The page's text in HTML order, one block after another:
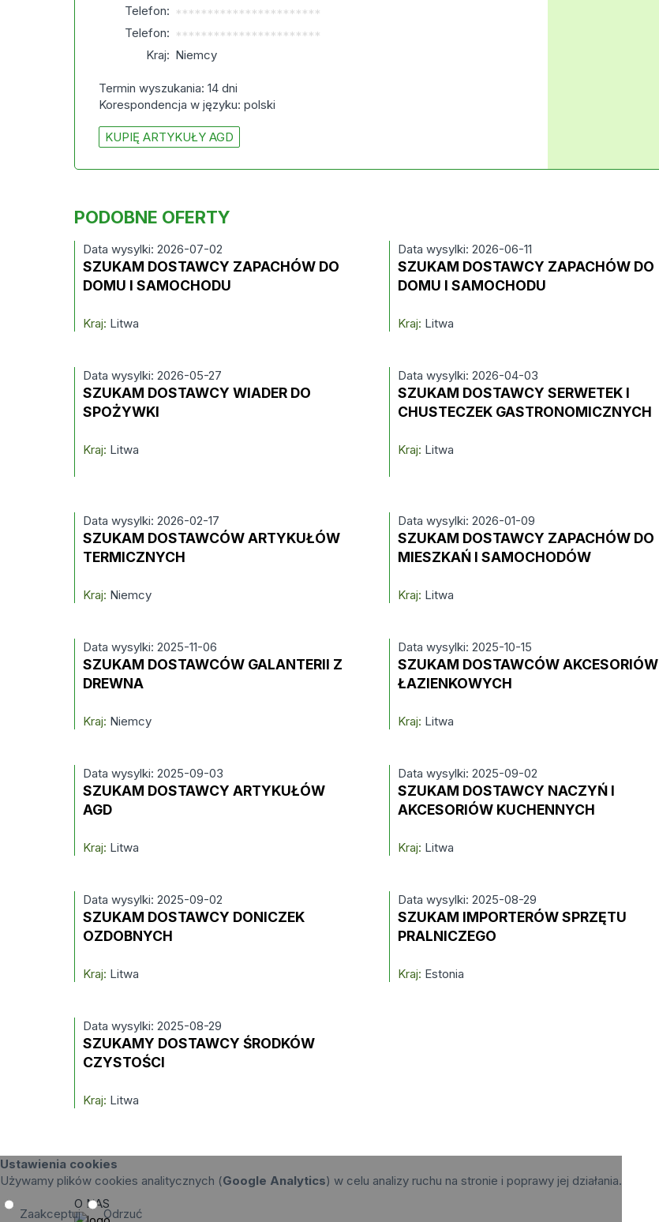
Telefon: ***********************
Telefon: ***********************
Kraj: Niemcy
Termin wyszukania: 14 dni
Korespondencja w języku: polski
KUPIĘ ARTYKUŁY AGD
PODOBNE OFERTY
Data wysylki: 2026-07-02
SZUKAM DOSTAWCY ZAPACHÓW DO
DOMU I SAMOCHODU
Kraj: Litwa
Data wysylki: 2026-06-11
SZUKAM DOSTAWCY ZAPACHÓW DO
DOMU I SAMOCHODU
Kraj: Litwa
Data wysylki: 2026-05-27
SZUKAM DOSTAWCY WIADER DO
SPOŻYWKI
Kraj: Litwa
Data wysylki: 2026-04-03
SZUKAM DOSTAWCY SERWETEK I
CHUSTECZEK GASTRONOMICZNYCH
Kraj: Litwa
Data wysylki: 2026-02-17
SZUKAM DOSTAWCÓW ARTYKUŁÓW
TERMICZNYCH
Kraj: Niemcy
Data wysylki: 2026-01-09
SZUKAM DOSTAWCY ZAPACHÓW DO
MIESZKAŃ I SAMOCHODÓW
Kraj: Litwa
Data wysylki: 2025-11-06
SZUKAM DOSTAWCÓW GALANTERII Z
DREWNA
Kraj: Niemcy
Data wysylki: 2025-10-15
SZUKAM DOSTAWCÓW AKCESORIÓW
ŁAZIENKOWYCH
Kraj: Litwa
Data wysylki: 2025-09-03
SZUKAM DOSTAWCY ARTYKUŁÓW
AGD
Kraj: Litwa
Data wysylki: 2025-09-02
SZUKAM DOSTAWCY NACZYŃ I
AKCESORIÓW KUCHENNYCH
Kraj: Litwa
Data wysylki: 2025-09-02
SZUKAM DOSTAWCY DONICZEK
OZDOBNYCH
Kraj: Litwa
Data wysylki: 2025-08-29
SZUKAM IMPORTERÓW SPRZĘTU
PRALNICZEGO
Kraj: Estonia
Data wysylki: 2025-08-29
SZUKAMY DOSTAWCY ŚRODKÓW
CZYSTOŚCI
Kraj: Litwa
Ustawienia cookies
Używamy plików cookies analitycznych (Google Analytics) w celu analizy ruchu na stronie i poprawy jej działania.
Zaakceptuj Odrzuć
O NAS